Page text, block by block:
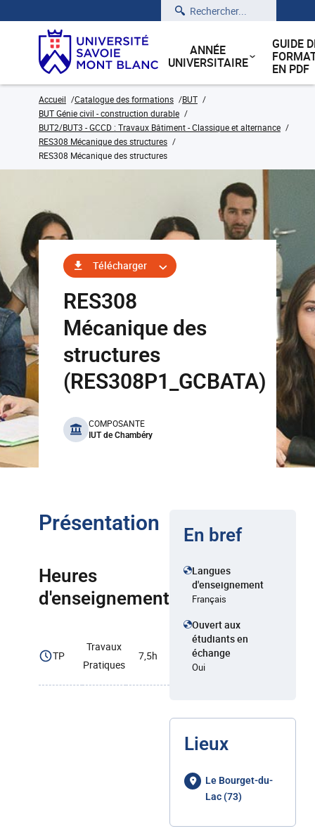
Rechercher
ANNÉE
UNIVERSITAIRE
GUIDE
EN PDF
Accueil Catalogue des formations
BUT
BUT Génie civil - construction durable
BUT2/BUT3 - GCCD : Travaux Bâtiment - Classique et alternance
RES308 Mécanique des structures
RES308 Mécanique des structures
Télécharger
RES308
Mécanique des
structures
(RES308P1_GCBATA)
benefits
COMPOSANTE
IUT de Chambéry
Présentation
Heures
d'enseignement
TP
Travaux
Pratiques
7,5h
En bref
Langues
d'enseignement
Français
Ouvert aux
étudiants en
échange
Oui
Lieux
Le Bourget-du-
Lac (73)